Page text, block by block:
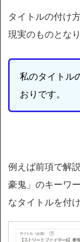
タイトルの付け
現実のものとなり
私のタイトル
おりです。
例えば前項で解
豪鬼」のキーワ
なタイトルを付